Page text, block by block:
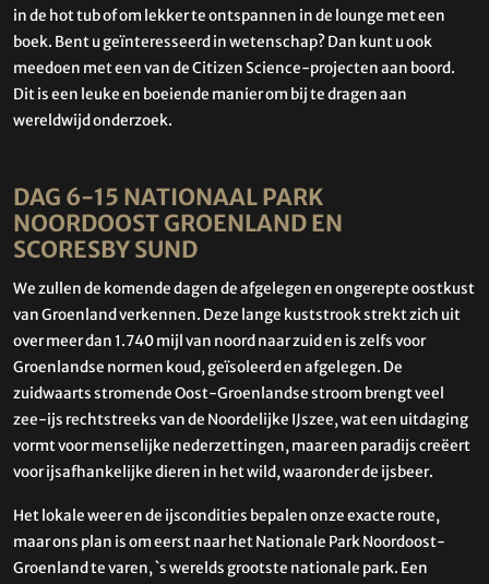
in de hot tub of om lekker te ontspannen in de lounge met een
boek. Bent u geïnteresseerd in wetenschap? Dan kunt u ook
meedoen met een van de Citizen Science-projecten aan boord.
Dit is een leuke en boeiende manier om bij te dragen aan
wereldwijd onderzoek.
DAG 6-15 NATIONAAL PARK
NOORDOOST GROENLAND EN
SCORESBY SUND
We zullen de komende dagen de afgelegen en ongerepte oostkust
van Groenland verkennen. Deze lange kuststrook strekt zich uit
over meer dan 1.740 mijl van noord naar zuid en is zelfs voor
Groenlandse normen koud, geïsoleerd en afgelegen. De
zuidwaarts stromende Oost-Groenlandse stroom brengt veel
zee-ijs rechtstreeks van de Noordelijke IJszee, wat een uitdaging
vormt voor menselijke nederzettingen, maar een paradijs creëert
voor ijsafhankelijke dieren in het wild, waaronder de ijsbeer.
Het lokale weer en de ijscondities bepalen onze exacte route,
maar ons plan is om eerst naar het Nationale Park Noordoost-
Groenland te varen, `s werelds grootste nationale park. Een